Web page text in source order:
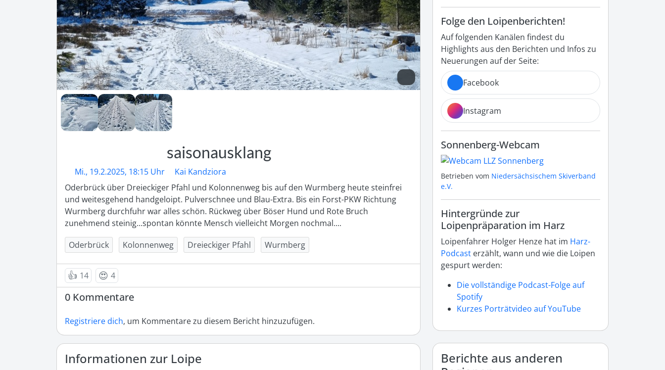
saisonausklang
Mi., 19.2.2025, 18:15 Uhr
Kai Kandziora
Oderbrück über Dreieckiger Pfahl und Kolonnenweg bis auf den Wurmberg heute steinfrei
und weitesgehend handgeloipt. Pulverschnee und Blau-Extra. Bis ein Forst-PKW Richtung
Wurmberg durchfuhr war alles schön. Rückweg über Böser Hund und Rote Bruch
zunehmend steinig...spontan könnte Mensch vielleicht Morgen nochmal....
Oderbrück
Kolonnenweg Dreieckiger Pfahl Wurmberg
👍 14 😍 4
0 Kommentare
Registriere dich, um Kommentare zu diesem Bericht hinzuzufügen.
Informationen zur Loipe
Folge den Loipenberichten!
Auf folgenden Kanälen findest du
Highlights aus den Berichten und Infos zu
Neuerungen auf der Seite:
Facebook
Instagram
Sonnenberg-Webcam
Betrieben vom Niedersächsischem Skiverband
e.V.
Hintergründe zur
Loipenpräparation im Harz
Loipenfahrer Holger Henze hat im Harz-
Podcast erzählt, wann und wie die Loipen
gespurt werden:
Die vollständige Podcast-Folge auf
Spotify
Kurzes Porträtvideo auf YouTube
Berichte aus anderen